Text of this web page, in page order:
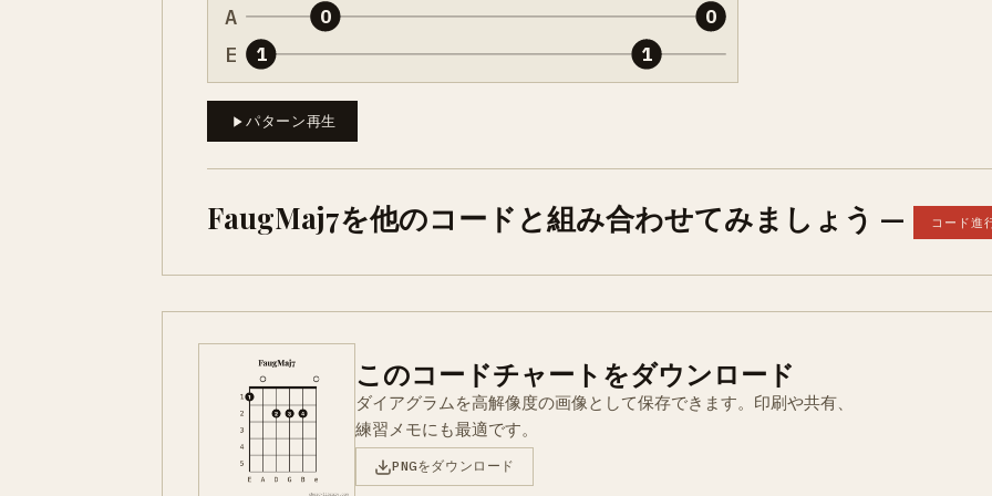
A
E 1
0
1
0
パターン再生
FaugMaj7を他のコードと組み合わせてみましょう — コード進
このコードチャートをダウンロード
ダイアグラムを高解像度の画像として保存できます。印刷や共有、
練習メモにも最適です。
PNGをダウンロード